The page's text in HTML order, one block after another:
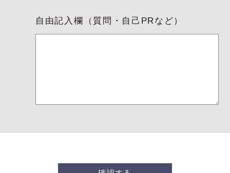
自由記入欄（質問・自己PRなど）